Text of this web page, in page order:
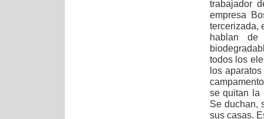
trabajador
empresa
tercerizada,
hablan de
todos los
los
se quitan la
Se duchan,
sus casas.